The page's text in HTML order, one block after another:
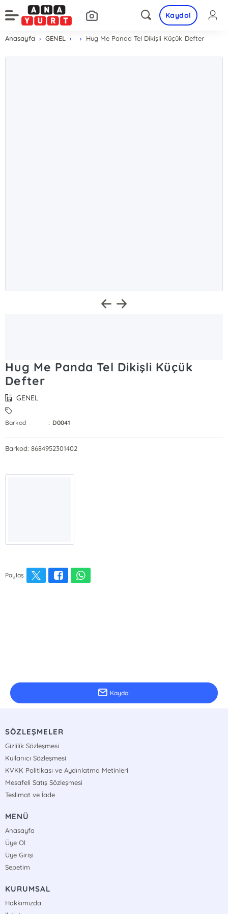
Kaydol
Anasayfa GENEL Hug Me Panda Tel Dikişli Küçük Defter
Hug Me Panda Tel Dikişli Küçük
Defter
GENEL
Barkod : D0041
Barkod: 8684952301402
Paylaş
Kaydol
SÖZLEŞMELER
Gizlilik Sözleşmesi
Kullanıcı Sözleşmesi
KVKK Politikası ve Aydınlatma Metinleri
Mesafeli Satış Sözleşmesi
Teslimat ve İade
MENÜ
Anasayfa
Üye Ol
Üye Girişi
Sepetim
KURUMSAL
Hakkımızda